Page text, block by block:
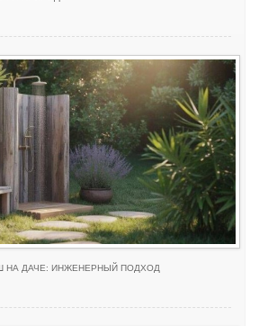
НА ДАЧЕ: ИНЖЕНЕРНЫЙ ПОДХОД